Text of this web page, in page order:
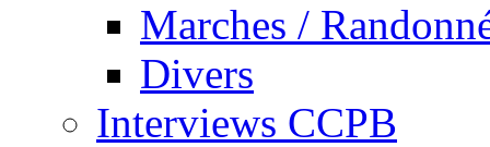
Marches /
Divers
Interviews CCPB